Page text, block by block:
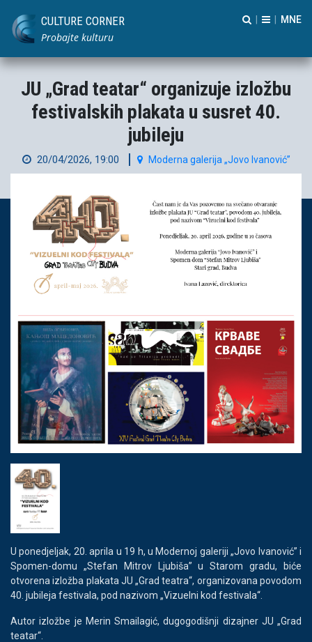
CULTURE CORNER
Probajte kulturu
JU „Grad teatar“ organizuje izložbu
festivalskih plakata u susret 40.
jubileju
20/04/2026, 19:00 Moderna galerija „Jovo Ivanović”
U ponedjeljak, 20. aprila u 19 h, u Modernoj galeriji „Jovo Ivanović” i
Spomen-domu „Stefan Mitrov Ljubiša” u Starom gradu, biće
otvorena izložba plakata JU „Grad teatra“, organizovana povodom
40. jubileja festivala, pod nazivom „Vizuelni kod festivala“.
Autor izložbe je Merin Smailagić, dugogodišnji dizajner JU „Grad
teatar“.